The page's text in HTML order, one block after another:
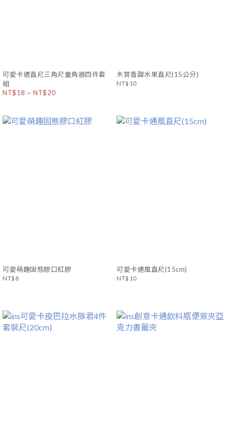
可愛卡通直尺三角尺量角器四件套
組
NT$18 ~ NT$20
木質香甜水果直尺(15公分)
NT$10
可愛萌趣固態膠口紅膠
NT$8
可愛卡通風直尺(15cm)
NT$10